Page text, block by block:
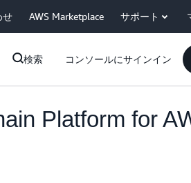
せ AWS Marketplace サポート
検索 コンソールにサインイン
Platform for